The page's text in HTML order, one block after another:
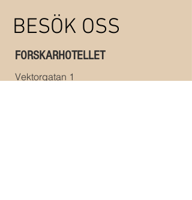
BESÖK OSS
FORSKARHOTELLET
Vektorgatan 1